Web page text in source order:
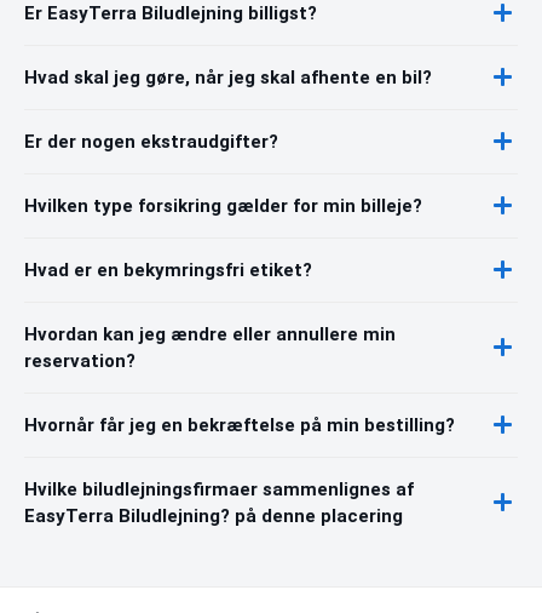
Er EasyTerra Biludlejning billigst?
Hvad skal jeg gøre, når jeg skal afhente en bil?
Er der nogen ekstraudgifter?
Hvilken type forsikring gælder for min billeje?
Hvad er en bekymringsfri etiket?
Hvordan kan jeg ændre eller annullere min
reservation?
Hvornår får jeg en bekræftelse på min bestilling?
Hvilke biludlejningsfirmaer sammenlignes af
EasyTerra Biludlejning? på denne placering